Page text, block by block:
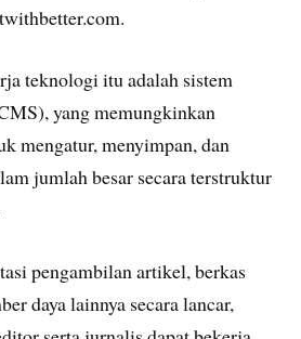
teknologi itu adalah sistem
yang memungkinkan
mengatur, menyimpan, dan
jumlah besar secara terstruktur
pengambilan artikel, berkas
daya lainnya secara lancar,